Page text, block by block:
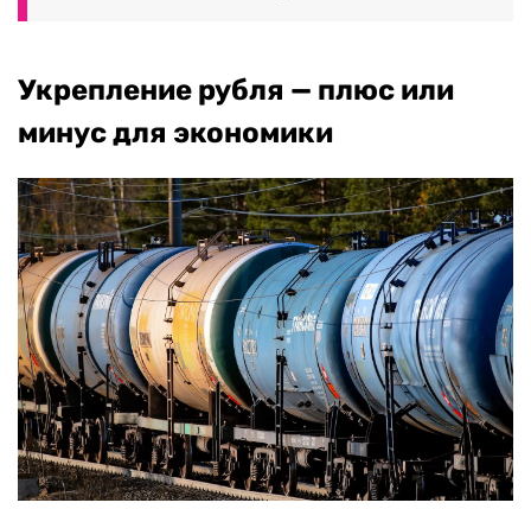
Укрепление рубля — плюс или
минус для экономики